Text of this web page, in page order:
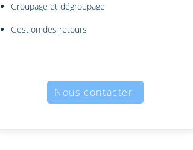
Groupage et dégroupage
Gestion des retours
Nous contacter